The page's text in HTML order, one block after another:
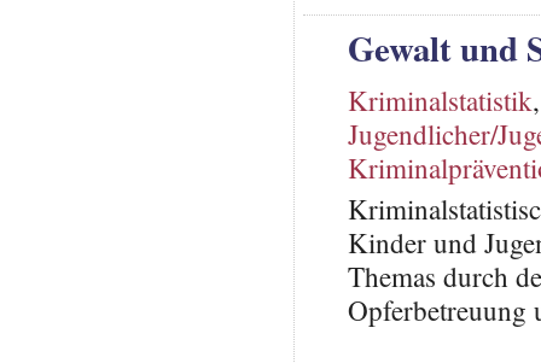
Gewalt und
Kriminalstatistik
Jugendlicher/
Kinder und
Themas durch
Opferbetreuung